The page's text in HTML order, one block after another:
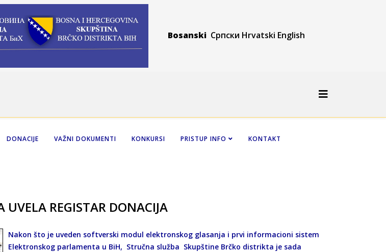
Bosanski Српски Hrvatski English
DONACIJE VAŽNI DOKUMENTI KONKURSI PRISTUP INFO KONTAKT
UVELA REGISTAR DONACIJA
Nakon što je uveden softverski modul elektronskog glasanja i prvi informacioni sistem
Elektronskog parlamenta u BiH, Stručna služba Skupštine Brčko distrikta je sada